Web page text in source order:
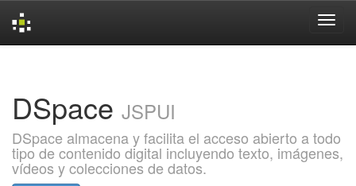
DSpace JSPUI
DSpace almacena y facilita el acceso abierto a todo
tipo de contenido digital incluyendo texto, imágenes,
vídeos y colecciones de datos.